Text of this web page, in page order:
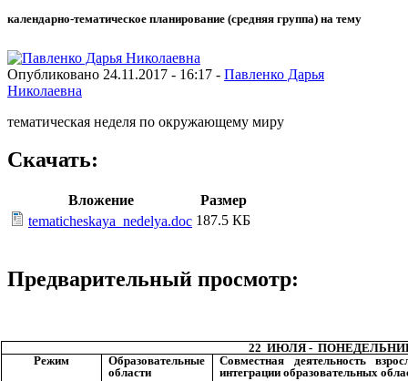
календарно-тематическое планирование (средняя группа) на тему
Опубликовано 24.11.2017 - 16:17 - Павленко Дарья
Николаевна
тематическая неделя по окружающему миру
Скачать:
Вложение
Размер
tematicheskaya_nedelya.doc 187.5 КБ
Предварительный просмотр:
22 ИЮЛЯ -
Режим
Образовательные
области
Совместная деятельность
интеграции образовательных